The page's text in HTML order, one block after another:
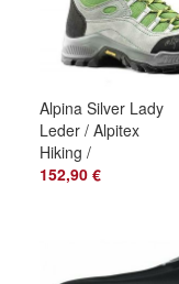
Alpina Silver Lady
Leder / Alpitex
Hiking /
Backpacking
152,90 €